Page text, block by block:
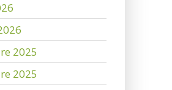
2025
2025